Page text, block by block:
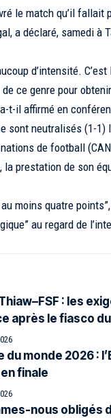
le match qu’il
a déclaré, samedi à
d’intensité.
ce genre pour
t-il affirmé en
sont neutralisés (1-
de football
prestation de son
moins quatre
au regard de
: les
après le fiasco
du monde 2026 :
finale
nous obligés